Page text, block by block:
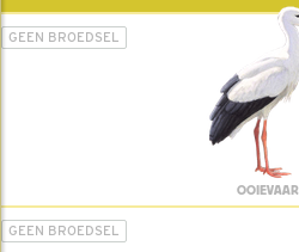
GEEN BROEDSEL
OOIEVAAR
GEEN BROEDSEL